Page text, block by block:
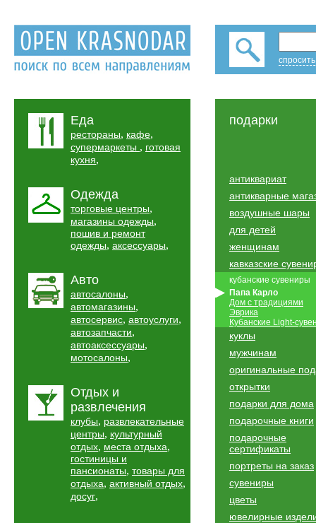
Еда
рестораны, кафе,
супермаркеты , готовая
кухня,
Одежда
торговые центры,
магазины одежды,
пошив и ремонт
одежды, аксессуары,
Авто
автосалоны,
автомагазины,
автосервис, автоуслуги,
автозапчасти,
автоаксессуары,
мотосалоны,
Отдых и
развлечения
клубы, развлекательные
центры, культурный
отдых, места отдыха,
гостиницы и
пансионаты, товары для
отдыха, активный отдых,
досуг,
подарки
антиквариат
антикварные
воздушные шары
для детей
женщинам
кавказские
кубанские сувениры
Папа Карло
Дом с традициями
Эврика
Кубанские Light-
куклы
мужчинам
оригинальные
открытки
подарки для дома
подарочные книги
подарочные
сертификаты
портреты на заказ
сувениры
цветы
ювелирные